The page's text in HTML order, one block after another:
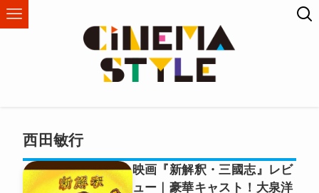
西田敏行
映画『新解釈・三國志』レビ
ュー｜豪華キャスト！大泉洋